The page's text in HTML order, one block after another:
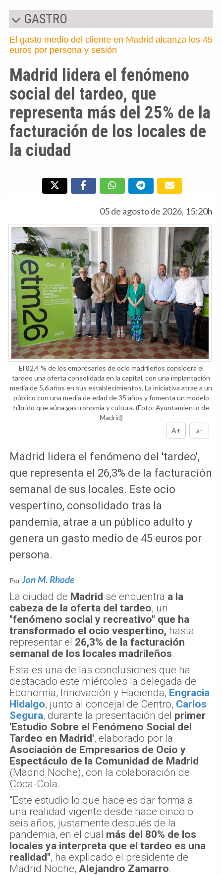
GASTRO
El gasto medio del cliente en Madrid alcanza los 45
euros por persona y sesión
Madrid lidera el fenómeno
social del tardeo, que
representa más del 25% de la
facturación de los locales de
la ciudad
05 de agosto de 2026, 15:20h
El 82,4 % de los empresarios de ocio madrileños considera el
tardeo una oferta consolidada en la capital, con una implantación
media de 5,6 años en sus establecimientos. La iniciativa atrae a un
público con una media de edad de 35 años y fomenta un modelo
híbrido que aúna gastronomía y cultura.(Foto: Ayuntamiento de
Madrid)
A+
a-
Madrid lidera el fenómeno del 'tardeo',
que representa el 26,3% de la facturación
semanal de sus locales. Este ocio
vespertino, consolidado tras la
pandemia, atrae a un público adulto y
genera un gasto medio de 45 euros por
persona.
PorJon M. Rhode
La ciudad de Madrid se encuentra a la
cabeza de la oferta del tardeo, un
"fenómeno social y recreativo" que ha
transformado el ocio vespertino, hasta
representar el 26,3% de la facturación
semanal de los locales madrileños.
Esta es una de las conclusiones que ha
destacado este miércoles la delegada de
Economía, Innovación y Hacienda, Engracia
Hidalgo, junto al concejal de Centro, Carlos
Segura, durante la presentación del primer
'Estudio Sobre el Fenómeno Social del
Tardeo en Madrid', elaborado por la
Asociación de Empresarios de Ocio y
Espectáculo de la Comunidad de Madrid
(Madrid Noche), con la colaboración de
Coca-Cola.
"Este estudio lo que hace es dar forma a
una realidad vigente desde hace cinco o
seis años, justamente después de la
pandemia, en el cual más del 80% de los
locales ya interpreta que el tardeo es una
realidad", ha explicado el presidente de
Madrid Noche, Alejandro Zamarro.